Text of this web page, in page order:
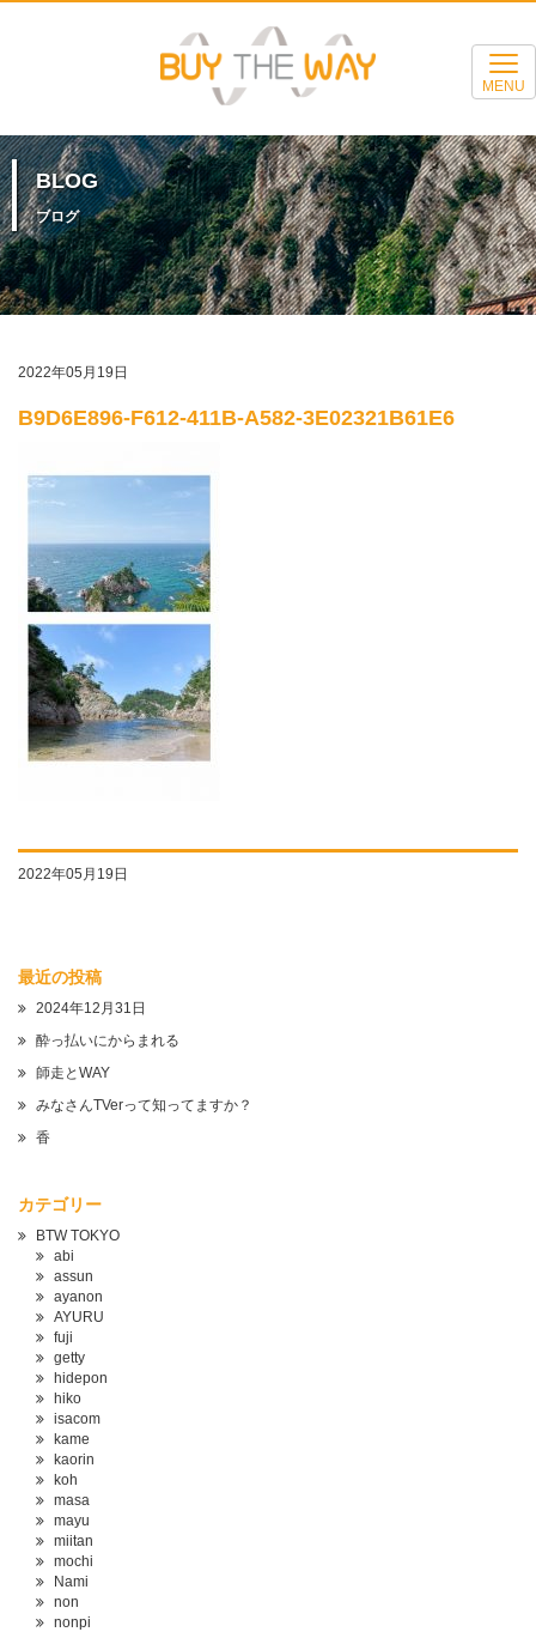
MENU
BLOG
ブログ
2022年05月19日
B9D6E896-F612-411B-A582-3E02321B61E6
2022年05月19日
最近の投稿
2024年12月31日
酔っ払いにからまれる
師走とWAY
みなさんTVerって知ってますか？
香
カテゴリー
BTW TOKYO
abi
assun
ayanon
AYURU
fuji
getty
hidepon
hiko
isacom
kame
kaorin
koh
masa
mayu
miitan
mochi
Nami
non
nonpi